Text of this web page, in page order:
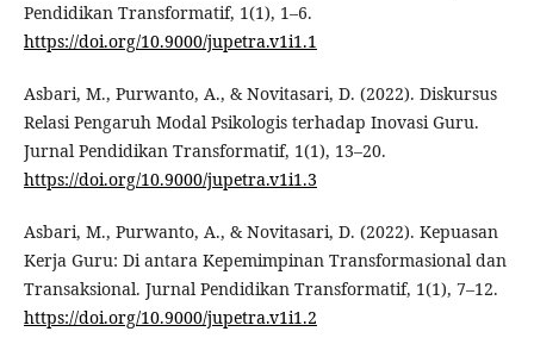
Pendidikan Transformatif, 1(1), 1–6.
https://doi.org/10.9000/jupetra.v1i1.1
Asbari, M., Purwanto, A., & Novitasari, D. (2022). Diskursus
Relasi Pengaruh Modal Psikologis terhadap Inovasi Guru.
Jurnal Pendidikan Transformatif, 1(1), 13–20.
https://doi.org/10.9000/jupetra.v1i1.3
Asbari, M., Purwanto, A., & Novitasari, D. (2022). Kepuasan
Kerja Guru: Di antara Kepemimpinan Transformasional dan
Transaksional. Jurnal Pendidikan Transformatif, 1(1), 7–12.
https://doi.org/10.9000/jupetra.v1i1.2